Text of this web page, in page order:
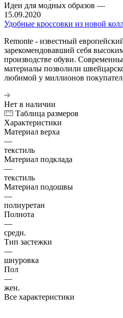
Идеи для модных образов —
15.09.2020
Удобные кроссовки из новой
Remonte - известный
зарекомендовавший себя
производстве обуви.
материалы позволили
любимой у миллионов
Нет в наличии
Таблица размеров
Характеристики
Материал верха
—
текстиль
Материал подклада
—
текстиль
Материал подошвы
—
полиуретан
Полнота
—
средн.
Тип застежки
—
шнуровка
Пол
—
жен.
Все характеристики